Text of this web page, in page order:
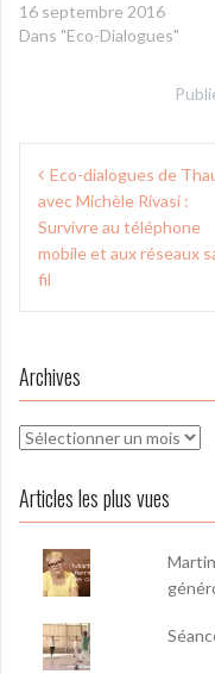
16 septembre 2016
Dans "Eco-Dialogues"
Navigation
de
l’article
Eco-dialogues de
avec Michèle Rivasi :
Survivre au téléphone
mobile et aux réseaux
fil
Archives
Archives
Articles les plus vues